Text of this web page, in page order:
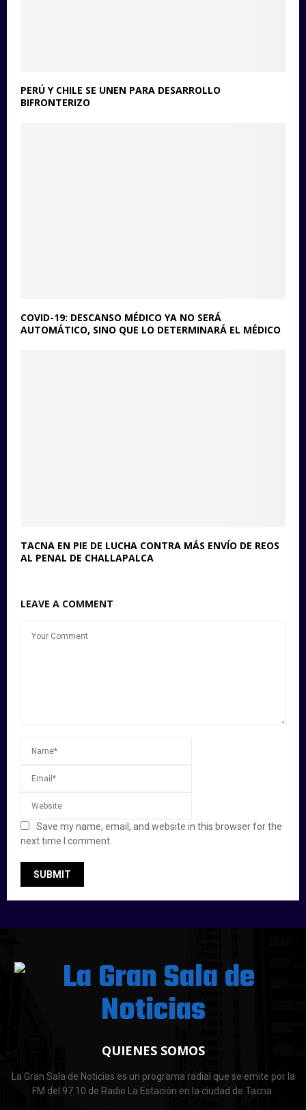
PERÚ Y CHILE SE UNEN PARA DESARROLLO
BIFRONTERIZO
COVID-19: DESCANSO MÉDICO YA NO SERÁ
AUTOMÁTICO, SINO QUE LO DETERMINARÁ EL MÉDICO
TACNA EN PIE DE LUCHA CONTRA MÁS ENVÍO DE REOS
AL PENAL DE CHALLAPALCA
LEAVE A COMMENT
Save my name, email, and website in this browser for the
next time I comment.
QUIENES SOMOS
La Gran Sala de Noticias es un programa radial que se emite por la
FM del 97.10 de Radio La Estación en la ciudad de Tacna.